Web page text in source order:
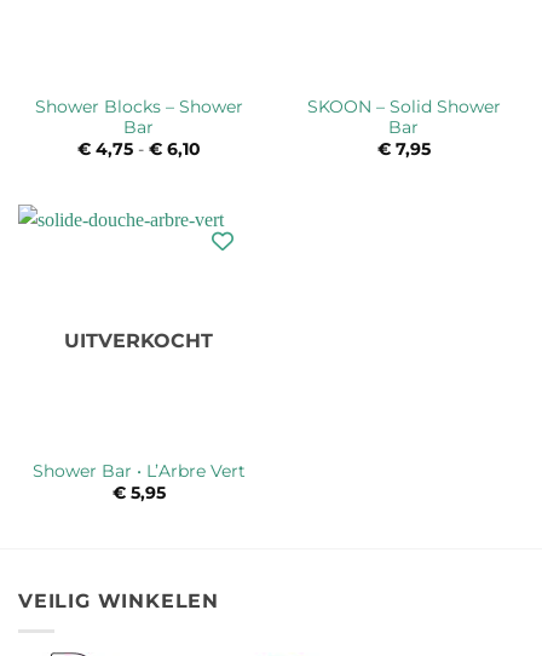
Shower Blocks – Shower
Bar
€4,75 - €6,10
SKOON – Solid Shower
Bar
€7,95
UITVERKOCHT
Shower Bar • L’Arbre Vert
€5,95
VEILIG WINKELEN